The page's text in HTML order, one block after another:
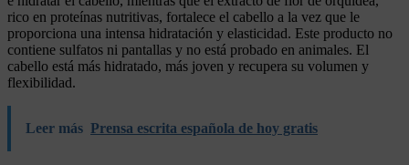
rico en proteínas nutritivas, fortalece el cabello a la vez que le
proporciona una intensa hidratación y elasticidad. Este producto no
contiene sulfatos ni pantallas y no está probado en animales. El
cabello está más hidratado, más joven y recupera su volumen y
flexibilidad.
Leer más Prensa escrita española de hoy gratis